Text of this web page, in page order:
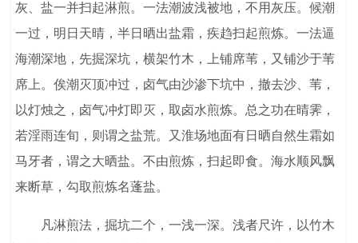
灰、盐一并扫起淋煎。一法潮波浅被地，不用灰压。候潮
一过，明日天晴，半日晒出盐霜，疾趋扫起煎炼。一法逼
海潮深地，先掘深坑，横架竹木，上铺席苇，又铺沙于苇
席上。俟潮灭顶冲过，卤气由沙渗下坑中，撤去沙、苇，
以灯烛之，卤气冲灯即灭，取卤水煎炼。总之功在晴霁，
若淫雨连旬，则谓之盐荒。又淮场地面有日晒自然生霜如
马牙者，谓之大晒盐。不由煎炼，扫起即食。海水顺风飘
来断草，勾取煎炼名蓬盐。
凡淋煎法，掘坑二个，一浅一深。浅者尺许，以竹木